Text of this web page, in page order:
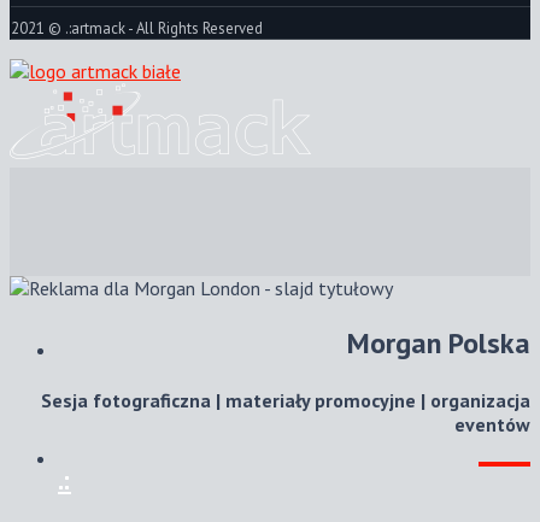
2021 © .:artmack - All Rights Reserved
.:
Morgan Polska
Sesja fotograficzna | materiały promocyjne | organizacja
eventów